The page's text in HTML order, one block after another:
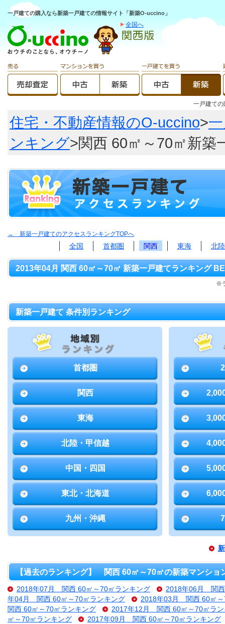
一戸建ての購入なら新築一戸建ての情報サイト「新築O-uccino」
全国へ
一戸建て
住宅・不動産情報のO-uccino>
ンキング>関西 60㎡～70㎡新築
→ 新築一戸建てのアクセスランキングTOPへ
全国 首都圏 関西 東海 北
2013年04月 関西 60㎡～70㎡ 新築一戸建てランキング
※
新築一戸建て 条件別ランキング
首都圏
関西
東海
北陸・甲信越
中国・四国
東北・北海道
九州・沖縄
【過去のランキング】 関西 60㎡～70㎡の新築マンショ
2018年07月 関西 60㎡～70㎡ランキング
2018年06月 関西
年04月 関西 60㎡～70㎡ランキング
2018年03月 関西 60㎡～
関西 60㎡～70㎡ランキング
2017年12月 関西 60㎡～70㎡ラン
㎡～70㎡ランキング
2017年09月 関西 60㎡～70㎡ランキング